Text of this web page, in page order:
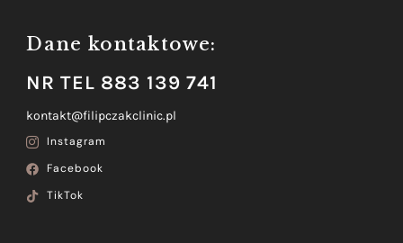
Dane kontaktowe:
NR TEL 883 139 741
kontakt@filipczakclinic.pl
Instagram
Facebook
TikTok